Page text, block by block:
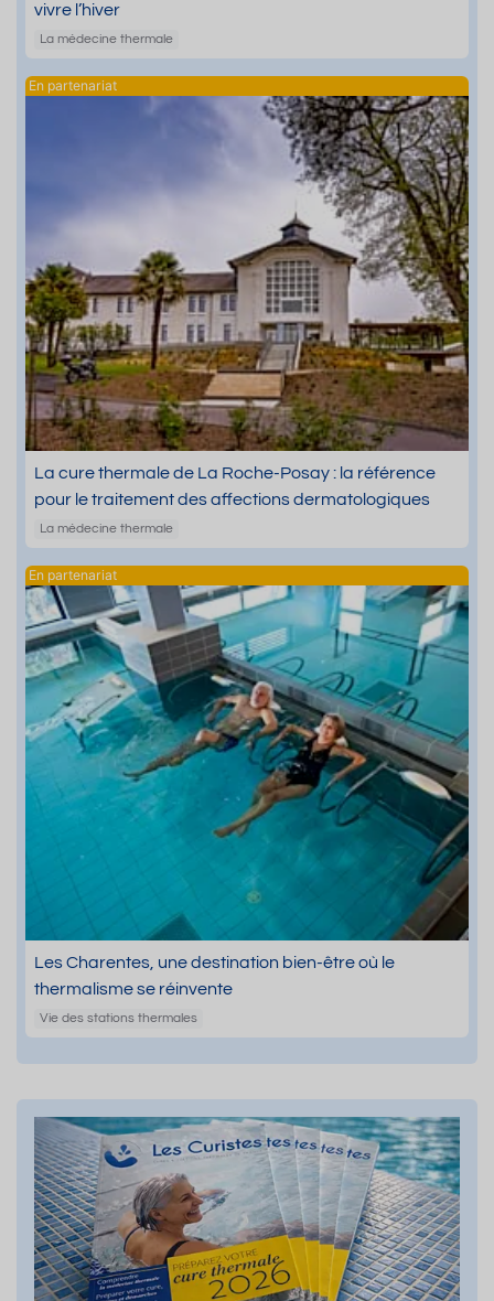
vivre l’hiver
La médecine thermale
La cure thermale de La Roche-Posay : la référence
pour le traitement des affections dermatologiques
La médecine thermale
Les Charentes, une destination bien-être où le
thermalisme se réinvente
Vie des stations thermales